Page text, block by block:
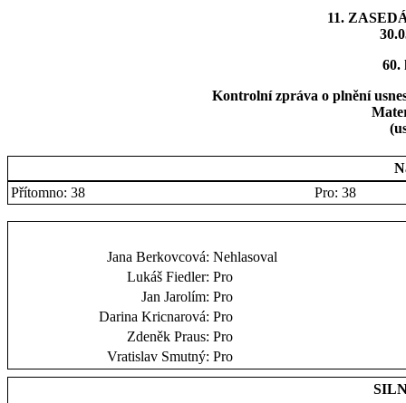
11.
60.
Kontrolní zpráva o plnění
Přítomno: 38
Pro: 38
Jana Berkovcová: Nehlasoval
Lukáš Fiedler: Pro
Jan Jarolím: Pro
Darina Kricnarová: Pro
Zdeněk Praus: Pro
Vratislav Smutný: Pro